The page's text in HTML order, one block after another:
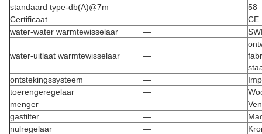
standaard type-db(A)@7m
—
58
Certificaat
—
CE
water-water warmtewisselaar
—
water-uitlaat warmtewisselaar —
ontstekingssysteem
—
toerengeregelaar
—
menger
—
gasfilter
—
nulregelaar
—